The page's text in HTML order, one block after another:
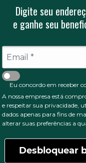
Digite seu
e ganhe seu
Eu concordo em receber
A nossa empresa está
e respeitar sua privacidade,
dados apenas para fins de
alterar suas preferências a
Desbloquear
0
0
0
0